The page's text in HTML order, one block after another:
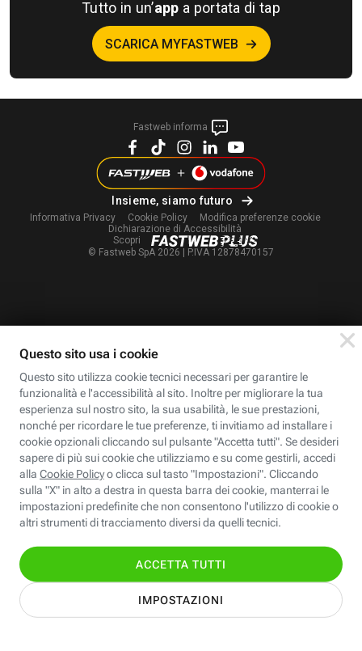
Tutto in un’app a portata di tap
SCARICA MYFASTWEB
© Fastweb SpA 2026 | P.IVA 12878470157
Fastweb informa
Insieme, siamo futuro
Informativa Privacy Cookie Policy Modifica preferenze cookie
Dichiarazione di Accessibilità
Scopri